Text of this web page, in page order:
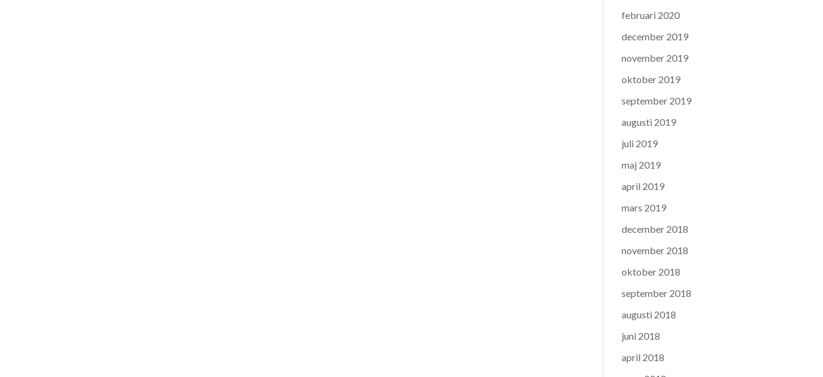
februari 2020
december 2019
november 2019
oktober 2019
september 2019
augusti 2019
juli 2019
maj 2019
april 2019
mars 2019
december 2018
november 2018
oktober 2018
september 2018
augusti 2018
juni 2018
april 2018